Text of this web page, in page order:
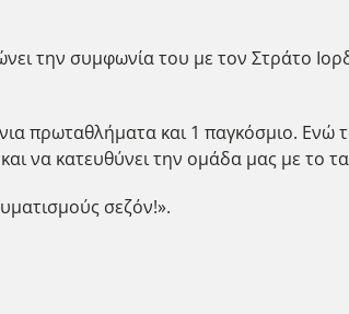
την συμφωνία του με τον Στράτο
πρωταθλήματα και 1 παγκόσμιο. Ενώ
να κατευθύνει την ομάδα μας με το
σεζόν!».